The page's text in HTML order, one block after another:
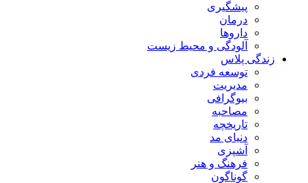
پیشگیری
درمان
داروها
آلودگی و محیط زیست
زندگی پلاس
توسعه فردی
مدیریت
بیوگرافی
مصاحبه
تاریخچه
دنیای مد
آشپزی
فرهنگ و هنر
گوناگون